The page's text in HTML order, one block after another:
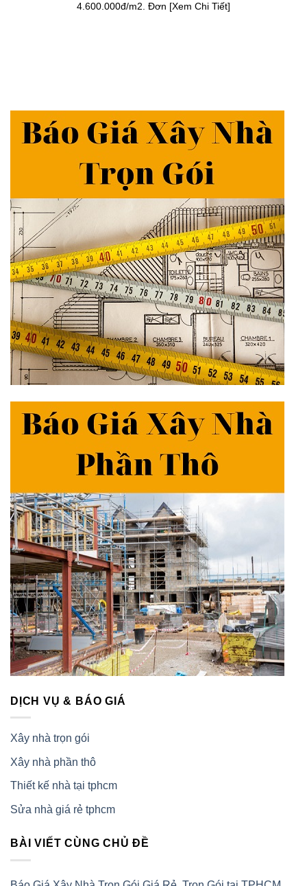
4.600.000đ/m2. Đơn [Xem Chi Tiết]
DỊCH VỤ & BÁO GIÁ
Xây nhà trọn gói
Xây nhà phần thô
Thiết kế nhà tại tphcm
Sửa nhà giá rẻ tphcm
BÀI VIẾT CÙNG CHỦ ĐỀ